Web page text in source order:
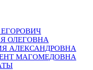
ОЛЕГОВНА
АЛЕКСАНДРОВНА
МАГОМЕДОВНА